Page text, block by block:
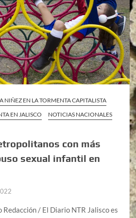
NIÑEZ EN LA TORMENTA CAPITALISTA
EN JALISCO
NOTICIAS NACIONALES
con más
sexual infantil en
/ El Diario NTR Jalisco es